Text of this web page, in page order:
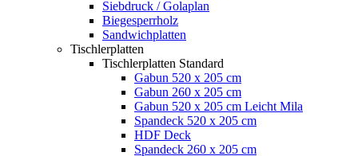
Siebdruck / Golaplan
Biegesperrholz
Sandwichplatten
Tischlerplatten
Tischlerplatten Standard
Gabun 520 x 205 cm
Gabun 260 x 205 cm
Gabun 520 x 205 cm Leicht Mila
Spandeck 520 x 205 cm
HDF Deck
Spandeck 260 x 205 cm